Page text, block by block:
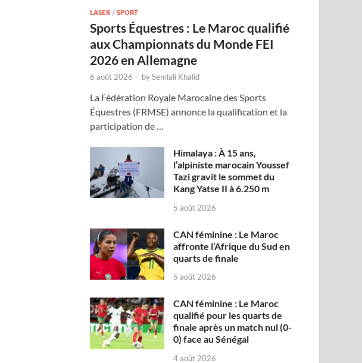
LASER /SPORT
Sports Équestres : Le Maroc qualifié
aux Championnats du Monde FEI
2026 en Allemagne
6 août 2026 - bySemlali Khalid
La Fédération Royale Marocaine des Sports
Équestres (FRMSE) annonce la qualification et la
participation de …
Himalaya : À 15 ans,
l’alpiniste marocain Youssef
Tazi gravit le sommet du
Kang Yatse II à 6.250 m
5 août 2026
CAN féminine : Le Maroc
affronte l’Afrique du Sud en
quarts de finale
5 août 2026
CAN féminine : Le Maroc
qualifié pour les quarts de
finale après un match nul (0-
0) face au Sénégal
4 août 2026